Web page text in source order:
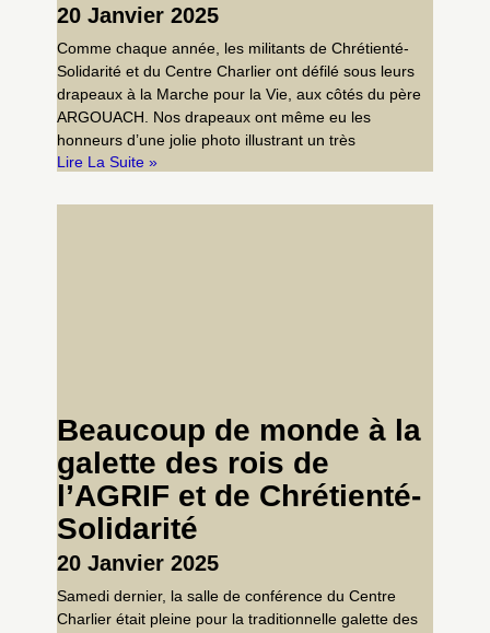
20 Janvier 2025
Comme chaque année, les militants de Chrétienté-
Solidarité et du Centre Charlier ont défilé sous leurs
drapeaux à la Marche pour la Vie, aux côtés du père
ARGOUACH. Nos drapeaux ont même eu les
honneurs d’une jolie photo illustrant un très
Lire La Suite »
Beaucoup de monde à la
galette des rois de
l’AGRIF et de Chrétienté-
Solidarité
20 Janvier 2025
Samedi dernier, la salle de conférence du Centre
Charlier était pleine pour la traditionnelle galette des